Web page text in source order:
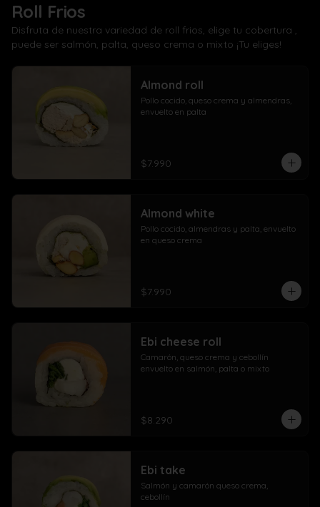
envuelto en queso
10 Camarón, cebollín, queso crema
Roll Frios
Disfruta de nuestra variedad de roll frios, elige tu cobertura ,
puede ser salmón, palta, queso crema o mixto ¡Tu eliges!
Almond roll
Pollo cocido, queso crema y almendras,
envuelto en palta
$7.990
Almond white
Pollo cocido, almendras y palta, envuelto
en queso crema
$7.990
Ebi cheese roll
Camarón, queso crema y cebollín
envuelto en salmón, palta o mixto
$8.290
Ebi take
Salmón y camarón queso crema,
cebollín